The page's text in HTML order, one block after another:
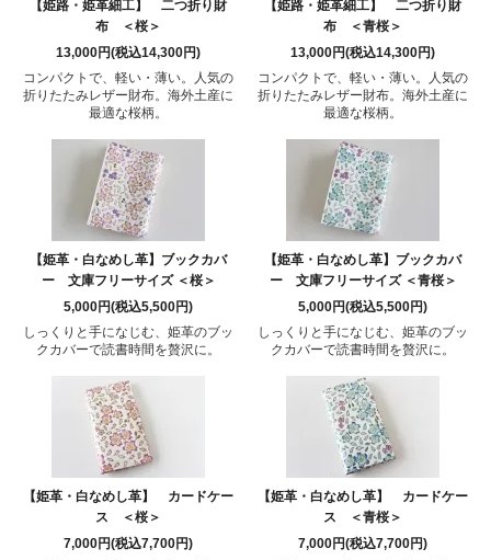
【姫路・姫革細工】 二つ折り財
布 ＜桜＞
13,000円(税込14,300円)
コンパクトで、軽い・薄い。人気の
折りたたみレザー財布。海外土産に
最適な桜柄。
【姫路・姫革細工】 二つ折り財
布 ＜青桜＞
13,000円(税込14,300円)
コンパクトで、軽い・薄い。人気の
折りたたみレザー財布。海外土産に
最適な桜柄。
【姫革・白なめし革】ブックカバ
ー 文庫フリーサイズ ＜桜＞
5,000円(税込5,500円)
しっくりと手になじむ、姫革のブッ
クカバーで読書時間を贅沢に。
【姫革・白なめし革】ブックカバ
ー 文庫フリーサイズ ＜青桜＞
5,000円(税込5,500円)
しっくりと手になじむ、姫革のブッ
クカバーで読書時間を贅沢に。
【姫革・白なめし革】 カードケー
ス ＜桜＞
7,000円(税込7,700円)
【姫革・白なめし革】 カードケー
ス ＜青桜＞
7,000円(税込7,700円)